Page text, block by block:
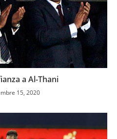
a Al-Thani
15, 2020